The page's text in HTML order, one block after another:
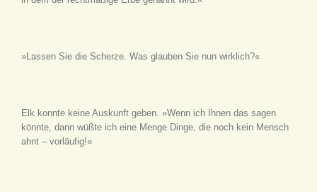
»Lassen Sie die Scherze. Was glauben Sie nun wirklich?«
Elk konnte keine Auskunft geben. »Wenn ich Ihnen das sagen
könnte, dann wüßte ich eine Menge Dinge, die noch kein Mensch
ahnt – vorläufig!«